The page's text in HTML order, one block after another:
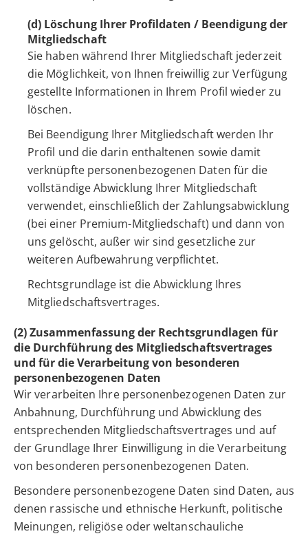
(d) Löschung Ihrer Profildaten / Beendigung der
Mitgliedschaft
Sie haben während Ihrer Mitgliedschaft jederzeit
die Möglichkeit, von Ihnen freiwillig zur Verfügung
gestellte Informationen in Ihrem Profil wieder zu
löschen.
Bei Beendigung Ihrer Mitgliedschaft werden Ihr
Profil und die darin enthaltenen sowie damit
verknüpfte personenbezogenen Daten für die
vollständige Abwicklung Ihrer Mitgliedschaft
verwendet, einschließlich der Zahlungsabwicklung
(bei einer Premium-Mitgliedschaft) und dann von
uns gelöscht, außer wir sind gesetzliche zur
weiteren Aufbewahrung verpflichtet.
Rechtsgrundlage ist die Abwicklung Ihres
Mitgliedschaftsvertrages.
(2) Zusammenfassung der Rechtsgrundlagen für
die Durchführung des Mitgliedschaftsvertrages
und für die Verarbeitung von besonderen
personenbezogenen Daten
Wir verarbeiten Ihre personenbezogenen Daten zur
Anbahnung, Durchführung und Abwicklung des
entsprechenden Mitgliedschaftsvertrages und auf
der Grundlage Ihrer Einwilligung in die Verarbeitung
von besonderen personenbezogenen Daten.
Besondere personenbezogene Daten sind Daten, aus
denen rassische und ethnische Herkunft, politische
Meinungen, religiöse oder weltanschauliche